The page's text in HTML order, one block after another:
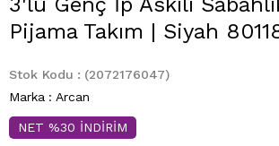
Pijama Takım | Siyah
Stok Kodu
(2072176047)
Marka : Arcan
NET %30 İNDİRİM